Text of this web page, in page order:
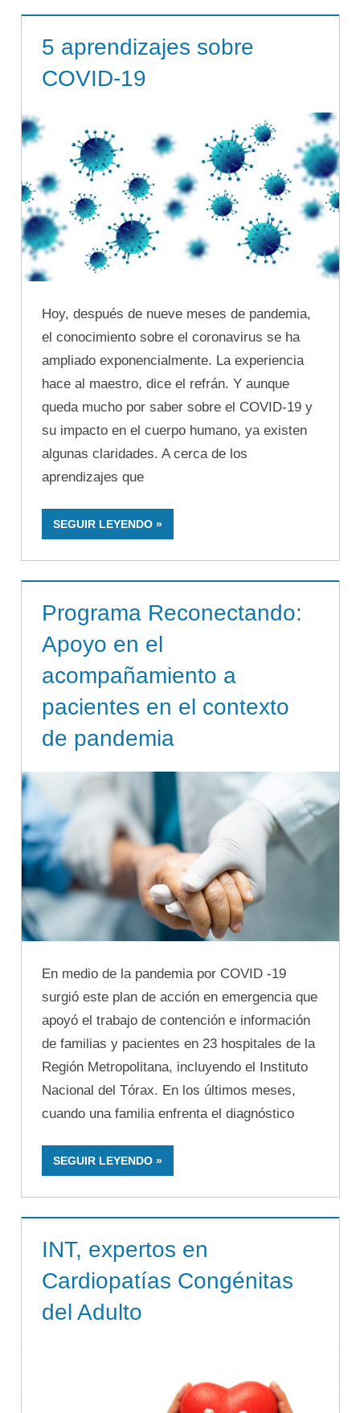
5 aprendizajes sobre
COVID-19
Hoy, después de nueve meses de pandemia,
el conocimiento sobre el coronavirus se ha
ampliado exponencialmente. La experiencia
hace al maestro, dice el refrán. Y aunque
queda mucho por saber sobre el COVID-19 y
su impacto en el cuerpo humano, ya existen
algunas claridades. A cerca de los
aprendizajes que
SEGUIR LEYENDO
Programa Reconectando:
Apoyo en el
acompañamiento a
pacientes en el contexto
de pandemia
En medio de la pandemia por COVID -19
surgió este plan de acción en emergencia que
apoyó el trabajo de contención e información
de familias y pacientes en 23 hospitales de la
Región Metropolitana, incluyendo el Instituto
Nacional del Tórax. En los últimos meses,
cuando una familia enfrenta el diagnóstico
SEGUIR LEYENDO
INT, expertos en
Cardiopatías Congénitas
del Adulto